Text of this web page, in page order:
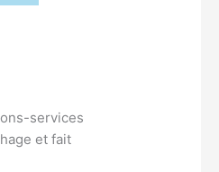
services
et fait